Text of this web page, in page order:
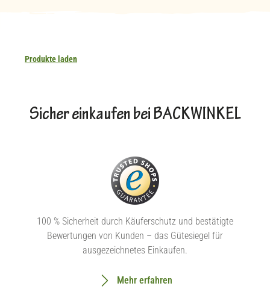
Produkte laden
Sicher einkaufen bei BACKWINKEL
100 % Sicherheit durch Käuferschutz und bestätigte
Bewertungen von Kunden – das Gütesiegel für
ausgezeichnetes Einkaufen.
Mehr erfahren